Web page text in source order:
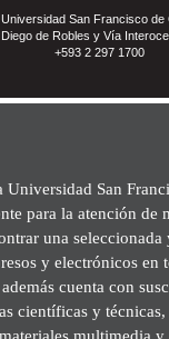
Universidad San Francisco de
Diego de Robles y Vía
+593 2 297 1700
San
para la atención de
una
y electrónicos en
cuenta con
científicas y
multimedia y